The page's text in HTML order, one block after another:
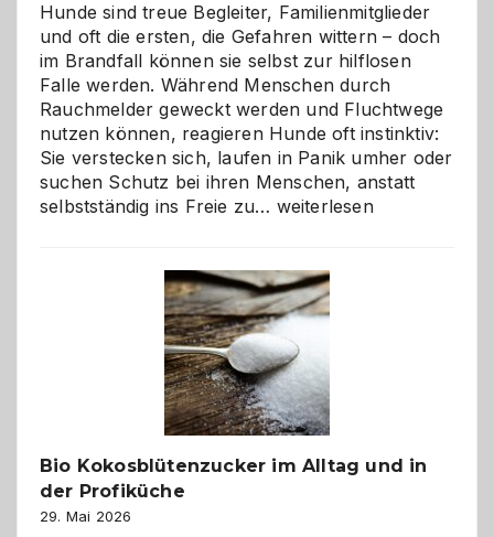
Hunde sind treue Begleiter, Familienmitglieder
und oft die ersten, die Gefahren wittern – doch
im Brandfall können sie selbst zur hilflosen
Falle werden. Während Menschen durch
Rauchmelder geweckt werden und Fluchtwege
nutzen können, reagieren Hunde oft instinktiv:
Sie verstecken sich, laufen in Panik umher oder
suchen Schutz bei ihren Menschen, anstatt
selbstständig ins Freie zu… Wenn
Freund
in
Gefahr
ist:
Brandschutz
für
Hunde
eigenen
weiterlesen
Bio Kokosblütenzucker im Alltag und in
der Profiküche
29. Mai 2026